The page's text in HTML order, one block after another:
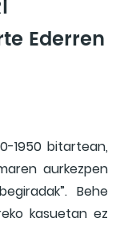
Ederren
1950 bitartean,
aurkezpen
Behe
kasuetan ez